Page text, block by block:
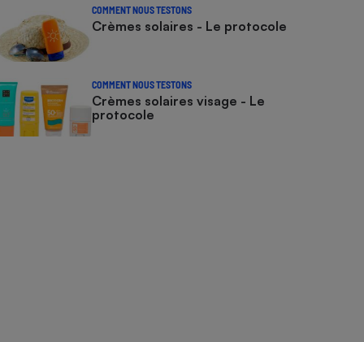
COMMENT NOUS TESTONS
Crèmes solaires - Le protocole
COMMENT NOUS TESTONS
Crèmes solaires visage - Le
protocole